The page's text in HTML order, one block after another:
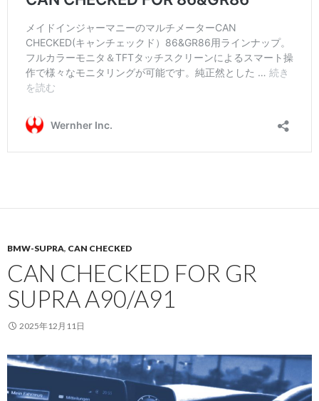
BMW-SUPRA, CAN CHECKED
CAN CHECKED FOR GR
SUPRA A90/A91
2025年12月11日